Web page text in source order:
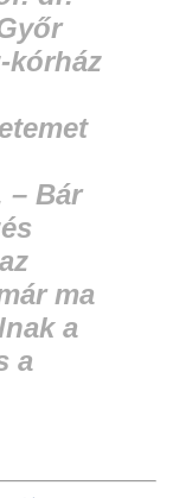
kórház
– Bár
ma
a
a